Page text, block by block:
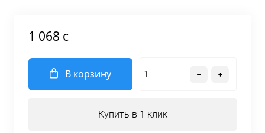
1 068 c
В корзину
Купить в 1 клик